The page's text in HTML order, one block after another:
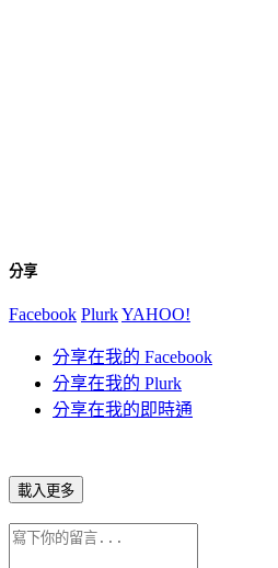
分享
Facebook PlurkYAHOO!
分享在我的 Facebook
分享在我的 Plurk
分享在我的即時通
載入更多